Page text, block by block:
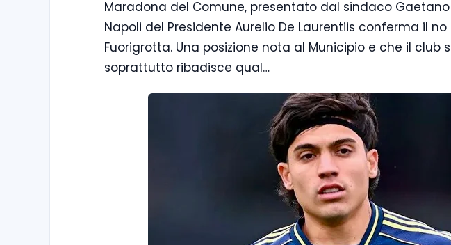
Maradona del Comune, presentato dal sindaco Gaetano
Napoli del Presidente Aurelio De Laurentiis conferma il
Fuorigrotta. Una posizione nota al Municipio e che il club
soprattutto ribadisce qual…